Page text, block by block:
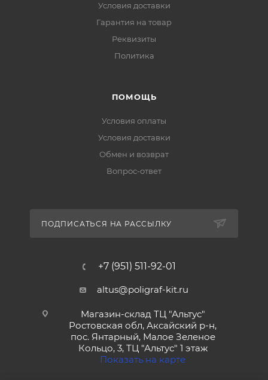
Условия доставки
Гарантия на товар
Реквизиты
Политика
ПОМОЩЬ
Условия оплаты
Условия доставки
Обмен и возврат
Вопрос-ответ
ПОДПИСАТЬСЯ НА РАССЫЛКУ
+7 (951) 511-92-01
altus@poligraf-kit.ru
Магазин-склад ТЦ "Альтус"
Ростовская обл, Аксайский р-н,
пос. Янтарный, Малое Зеленое
Кольцо, 3, ТЦ "Альтус" 1 этаж
Показать на карте